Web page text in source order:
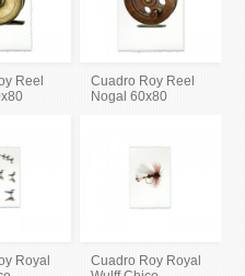
Reel
Cuadro Roy Reel
Nogal 60x80
Royal
Cuadro Roy Royal